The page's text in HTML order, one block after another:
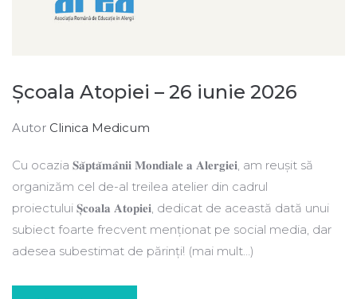
Școala Atopiei – 26 iunie 2026
Autor Clinica Medicum
Cu ocazia 𝐒𝐚̆𝐩𝐭𝐚̆𝐦𝐚̂𝐧𝐢𝐢 𝐌𝐨𝐧𝐝𝐢𝐚𝐥𝐞 𝐚 𝐀𝐥𝐞𝐫𝐠𝐢𝐞𝐢, am reușit să
organizăm cel de-al treilea atelier din cadrul
proiectului 𝐒̦𝐜𝐨𝐚𝐥𝐚 𝐀𝐭𝐨𝐩𝐢𝐞𝐢, dedicat de această dată unui
subiect foarte frecvent menționat pe social media, dar
adesea subestimat de părinți! (mai mult…)